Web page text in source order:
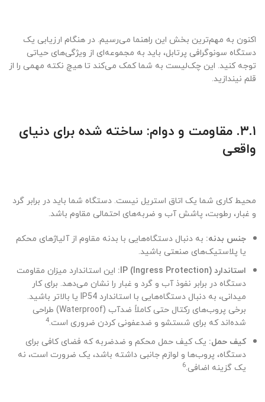
اکنون به مهم‌ترین بخش این راهنما می‌رسیم. در هنگام ارزیابی یک
دستگاه سونوگرافی پرتابل، باید به مجموعه‌ای از ویژگی‌های حیاتی
توجه کنید. این چک‌لیست به شما کمک می‌کند تا هیچ نکته مهمی را از
قلم نیندازید.
۳.۱. مقاومت و دوام: ساخته شده برای دنیای
واقعی
محیط کاری شما یک اتاق استریل نیست. دستگاه شما باید در برابر گرد
و غبار، رطوبت، پاشش آب و ضربه‌های احتمالی مقاوم باشد.
جنس بدنه: به دنبال دستگاه‌هایی با بدنه مقاوم از آلیاژهای محکم
یا پلاستیک‌های صنعتی باشید.
استاندارد IP (Ingress Protection):
این استاندارد میزان مقاومت
دستگاه در برابر نفوذ آب و گرد و غبار را نشان می‌دهد. برای کار
میدانی، به دنبال دستگاه‌هایی با استاندارد IP54 یا بالاتر باشید.
برخی پروب‌های رکتال حتی کاملاً ضدآب (Waterproof) طراحی
شده‌اند که برای شستشو و ضدعفونی کردن ضروری است.4
کیف حمل: یک کیف حمل محکم و ضدضربه که فضای کافی برای
دستگاه، پروب‌ها و لوازم جانبی داشته باشد، یک ضرورت است، نه
یک گزینه اضافی.6